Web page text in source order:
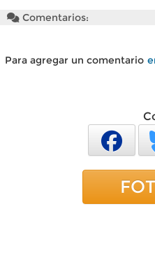
Comentarios:
Para agregar un comentario